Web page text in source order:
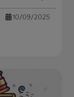
10/09/2025